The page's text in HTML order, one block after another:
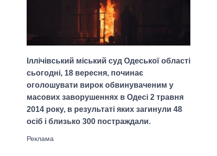
Іллічівський міський суд Одеської області
сьогодні, 18 вересня, починає
оголошувати вирок обвинуваченим у
масових заворушеннях в Одесі 2 травня
2014 року, в результаті яких загинули 48
осіб і близько 300 постраждали.